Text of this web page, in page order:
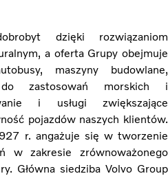
dzięki rozwiązaniom
a oferta Grupy obejmuje
maszyny budowlane,
do zastosowań morskich i
i usługi zwiększające
pojazdów naszych klientów.
r. angażuje się w tworzenie
w zakresie zrównoważonego
Główna siedziba Volvo Group